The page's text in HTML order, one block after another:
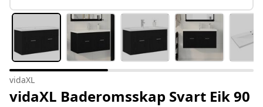
vidaXL
vidaXL Baderomsskap Svart Eik 90